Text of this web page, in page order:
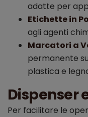
adatte per
Etichette in
agli agenti
Marcatori a
permanente
plastica e
Dispenser
Per facilitare le